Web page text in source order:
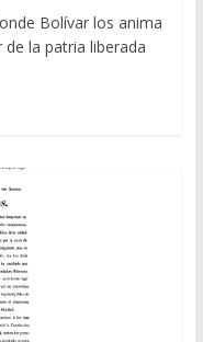
Bolívar los anima
la patria liberada